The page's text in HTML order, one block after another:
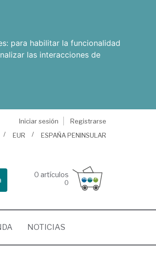
para habilitar la funcionalidad
las interacciones de
Iniciar sesión
Registrarse
EUR ESPAÑA PENINSULAR
0 artículos
0
NOTICIAS